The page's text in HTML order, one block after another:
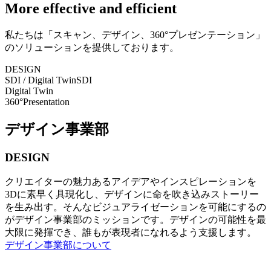
More effective and efficient
私たちは「スキャン、デザイン、360°プレゼンテーション」
のソリューションを提供しております。
DESIGN
SDI / Digital TwinSDI
Digital Twin
360°Presentation
デザイン事業部
DESIGN
クリエイターの魅力あるアイデアやインスピレーションを
3Dに素早く具現化し、デザインに命を吹き込みストーリー
を生み出す。そんなビジュアライゼーションを可能にするの
がデザイン事業部のミッションです。デザインの可能性を最
大限に発揮でき、誰もが表現者になれるよう支援します。
デザイン事業部について